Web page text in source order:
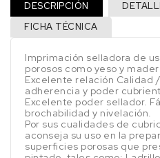
DESCRIPCIÓN
FICHA TÉCNICA
Imprimación selladora de
porosos como yeso y
Excelente relación Calidad
adherencia y poder
Excelente poder sellador.
brochabilidad y nivelación.
Por sus cualidades de
aconseja su uso en la
superficies porosas que